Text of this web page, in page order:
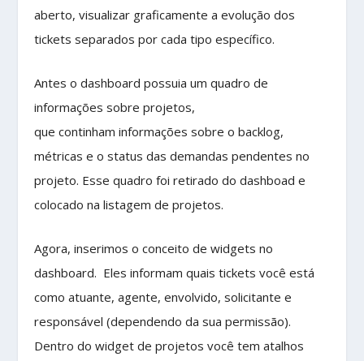
aberto, visualizar graficamente a evolução dos
tickets separados por cada tipo específico.
Antes o dashboard possuia um quadro de
informações sobre projetos,
que continham informações sobre o backlog,
métricas e o status das demandas pendentes no
projeto. Esse quadro foi retirado do dashboad e
colocado na listagem de projetos.
Agora, inserimos o conceito de widgets no
dashboard. Eles informam quais tickets você está
como atuante, agente, envolvido, solicitante e
responsável (dependendo da sua permissão).
Dentro do widget de projetos você tem atalhos